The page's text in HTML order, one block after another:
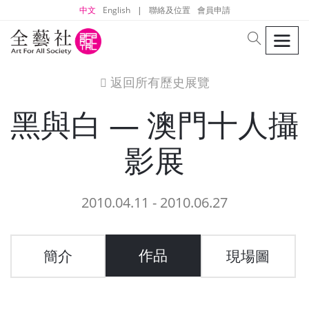
中文 English | 聯絡及位置 會員申請
search
icon
返回所有歷史展覽
黑與白 — 澳門十人攝
影展
2010.04.11 - 2010.06.27
簡介 作品 現場圖